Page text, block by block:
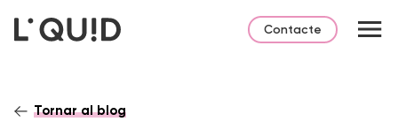
Contacte
Tornar al blog